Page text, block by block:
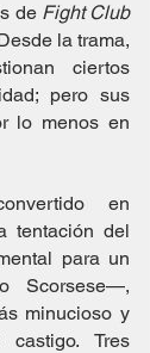
de Fight Club
la trama,
ciertos
pero sus
lo menos en
en
tentación del
para un
Scorsese—,
minucioso y
Tres